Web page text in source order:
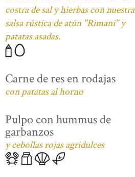
costra de sal y hierbas con nuestra
salsa rústica de atún "Rimani" y
patatas asadas.
Carne de res en rodajas
con patatas al horno
Pulpo con hummus de
garbanzos
y cebollas rojas agridulces